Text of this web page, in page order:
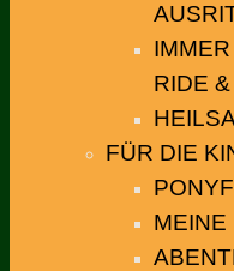
RIDE
FÜR DIE
MEINE